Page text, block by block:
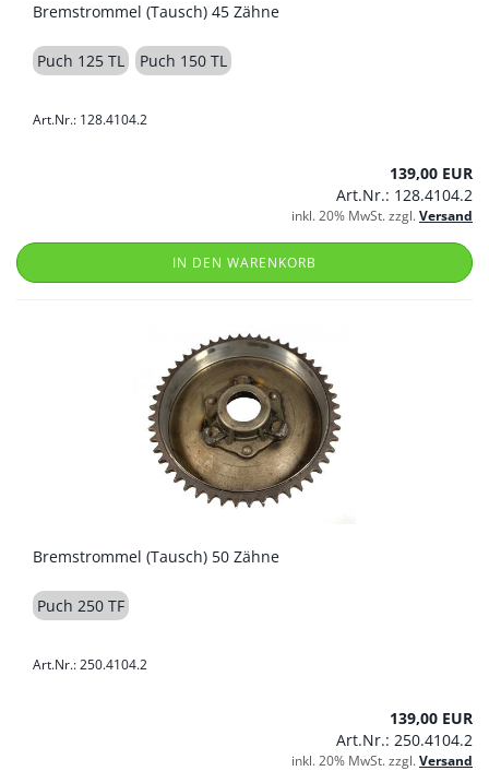
Bremstrommel (Tausch) 45 Zähne
Puch 125 TL Puch 150 TL
Art.Nr.: 128.4104.2
139,00 EUR
Art.Nr.: 128.4104.2
inkl. 20% MwSt. zzgl.Versand
IN DEN WARENKORB
Bremstrommel (Tausch) 50 Zähne
Puch 250 TF
Art.Nr.: 250.4104.2
139,00 EUR
Art.Nr.: 250.4104.2
inkl. 20% MwSt. zzgl.Versand